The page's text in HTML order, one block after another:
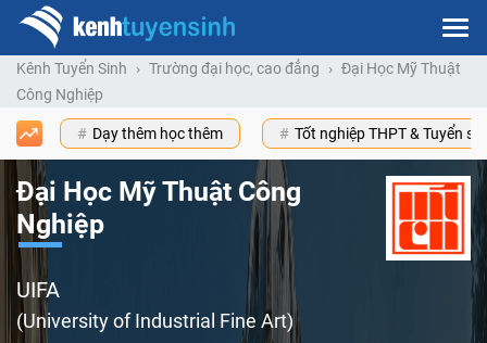
Kênh Tuyển Sinh Trường đại học, cao đẳng
Đại Học Mỹ Thuật
Công Nghiệp
Dạy thêm học thêm Tốt nghiệp THPT & Tuyển
Đại Học Mỹ Thuật Công
Nghiệp
UIFA
(University of Industrial Fine Art)